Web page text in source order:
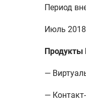
Период
Июль
Продукты
—
—